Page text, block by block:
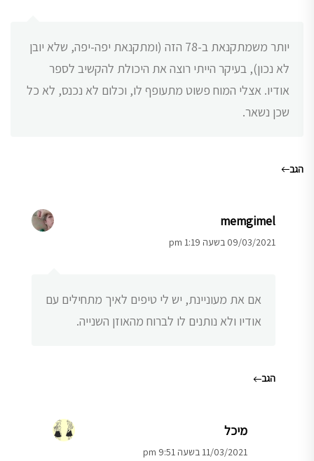
יותר משמתקנאת ב-78 הזה (ומתקנאת יפה-יפה, שלא יובן
לא נכון), בעיקר הייתי רוצה את היכולת להקשיב לספר
אודיו. אצלי המוח פשוט מתעופף לו, וכלום לא נכנס, לא כל
שכן נשאר.
הגב
memgimel
09/03/2021 בשעה 1:19 pm
אם את מעוניינת, יש לי טיפים לאיך מתחילים עם
אודיו ולא נותנים לו לברוח מהאוזן השנייה.
הגב
מיכל
11/03/2021 בשעה 9:51 pm